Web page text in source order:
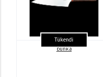
Tükendi
bunka